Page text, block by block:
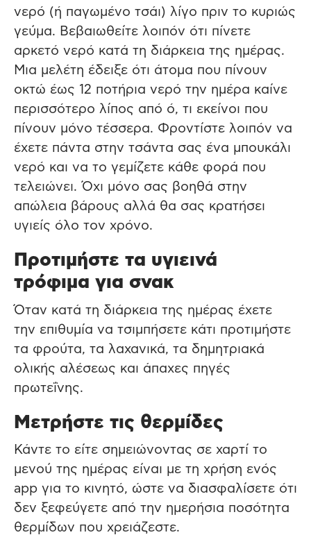
νερό (ή παγωμένο τσάι) λίγο πριν το κυριώς
γεύμα. Βεβαιωθείτε λοιπόν ότι πίνετε
αρκετό νερό κατά τη διάρκεια της ημέρας.
Μια μελέτη έδειξε ότι άτομα που πίνουν
οκτώ έως 12 ποτήρια νερό την ημέρα καίνε
περισσότερο λίπος από ό, τι εκείνοι που
πίνουν μόνο τέσσερα. Φροντίστε λοιπόν να
έχετε πάντα στην τσάντα σας ένα μπουκάλι
νερό και να το γεμίζετε κάθε φορά που
τελειώνει. Όχι μόνο σας βοηθά στην
απώλεια βάρους αλλά θα σας κρατήσει
υγιείς όλο τον χρόνο.
Προτιμήστε τα υγιεινά
τρόφιμα για σνακ
Όταν κατά τη διάρκεια της ημέρας έχετε
την επιθυμία να τσιμπήσετε κάτι προτιμήστε
τα φρούτα, τα λαχανικά, τα δημητριακά
ολικής αλέσεως και άπαχες πηγές
πρωτεΐνης.
Μετρήστε τις θερμίδες
Κάντε το είτε σημειώνοντας σε χαρτί το
μενού της ημέρας είναι με τη χρήση ενός
app για το κινητό, ώστε να διασφαλίσετε ότι
δεν ξεφεύγετε από την ημερήσια ποσότητα
θερμίδων που χρειάζεστε.